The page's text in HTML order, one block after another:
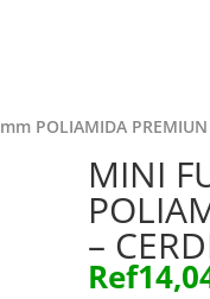
POLIAMIDA PREMIUN
MINI
–
Ref